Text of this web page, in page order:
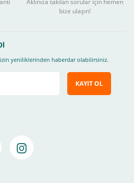
Aklınıza takılan sorular için hemen
bize ulaşın!
yeniliklerinden haberdar olabilirsiniz.
KAYIT OL